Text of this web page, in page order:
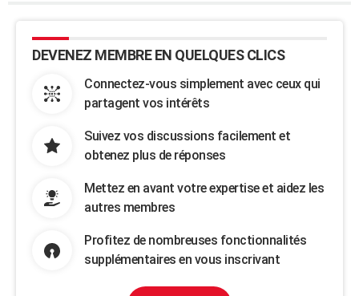
DEVENEZ MEMBRE EN QUELQUES CLICS
Connectez-vous simplement avec ceux qui
partagent vos intérêts
Suivez vos discussions facilement et
obtenez plus de réponses
Mettez en avant votre expertise et aidez les
autres membres
Profitez de nombreuses fonctionnalités
supplémentaires en vous inscrivant